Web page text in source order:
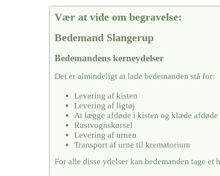
Vær at vide om begravelse:
Bedemand Slangerup
Bedemandens kerneydelser
Det er almindeligt at lade bedemanden stå for:
Levering af kisten
Levering af ligtøj
At lægge afdøde i kisten og klæde afdøde
Rustvognskørsel
Levering af urnen
Transport af urne til krematorium
For alle disse ydelser kan bedemanden tage et